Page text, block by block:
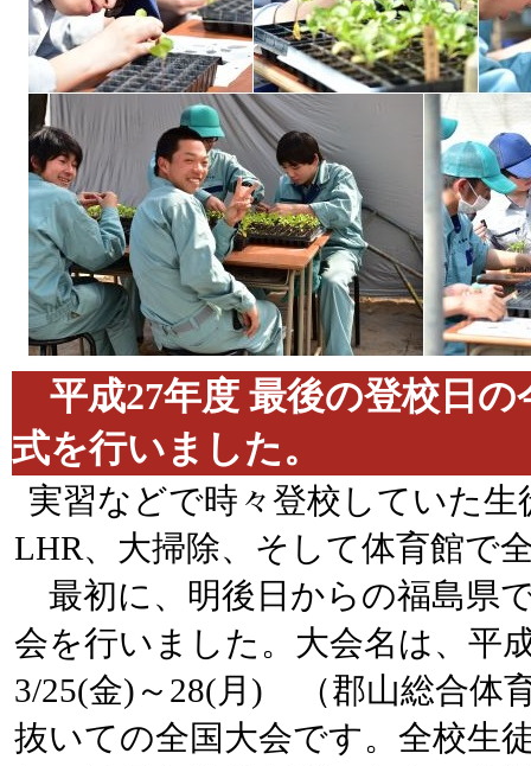
平成27年度 最後の登校日の
式を行いました。
実習などで時々登校していた
LHR、大掃除、そして体育館で
最初に、明後日からの福島県
会を行いました。大会名は、平
3/25(金)～28(月) （郡山総合体
抜いての全国大会です。全校生